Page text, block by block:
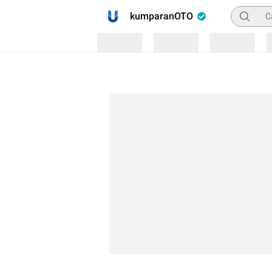
kumparanOTO